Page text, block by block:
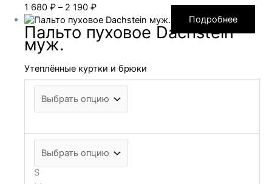
1 680 ₽ – 2 190 ₽Диапазон
цен:
1 680 ₽
–
Подробнее
Пальто пуховое Dachstein
муж.
Утеплённые куртки и брюки
S